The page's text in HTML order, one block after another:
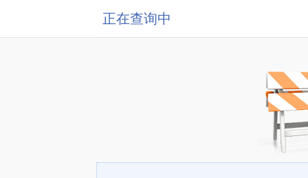
正在查询中